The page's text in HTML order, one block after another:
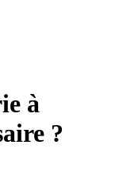
à
?